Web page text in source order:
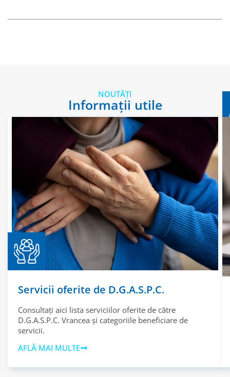
NOUTĂȚI
Informații utile
Servicii oferite de D.G.A.S.P.C.
Consultați aici lista serviciilor oferite de către
D.G.A.S.P.C. Vrancea și categoriile beneficiare de
servicii.
AFLĂ MAI MULTE